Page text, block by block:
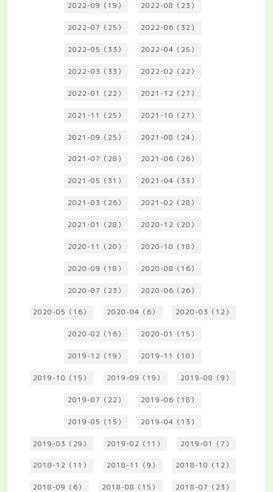
2022-09（19） 2022-08（23）
2022-07（25） 2022-06（32）
2022-05（33） 2022-04（25）
2022-03（33） 2022-02（22）
2022-01（22） 2021-12（27）
2021-11（25） 2021-10（27）
2021-09（25） 2021-08（24）
2021-07（28） 2021-06（26）
2021-05（31） 2021-04（33）
2021-03（26） 2021-02（28）
2021-01（28） 2020-12（20）
2020-11（20） 2020-10（18）
2020-09（18） 2020-08（16）
2020-07（23） 2020-06（26）
2020-05（16） 2020-04（6） 2020-03（12）
2020-02（16） 2020-01（15）
2019-12（19） 2019-11（10）
2019-10（15） 2019-09（19） 2019-08（9）
2019-07（22） 2019-06（18）
2019-05（15） 2019-04（13）
2019-03（29） 2019-02（11） 2019-01（7）
2018-12（11） 2018-11（9） 2018-10（12）
2018-09（6） 2018-08（15） 2018-07（23）